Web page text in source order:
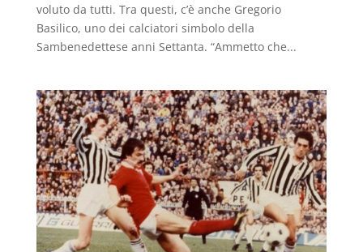
voluto da tutti. Tra questi, c’è anche Gregorio
Basilico, uno dei calciatori simbolo della
Sambenedettese anni Settanta. “Ammetto che...